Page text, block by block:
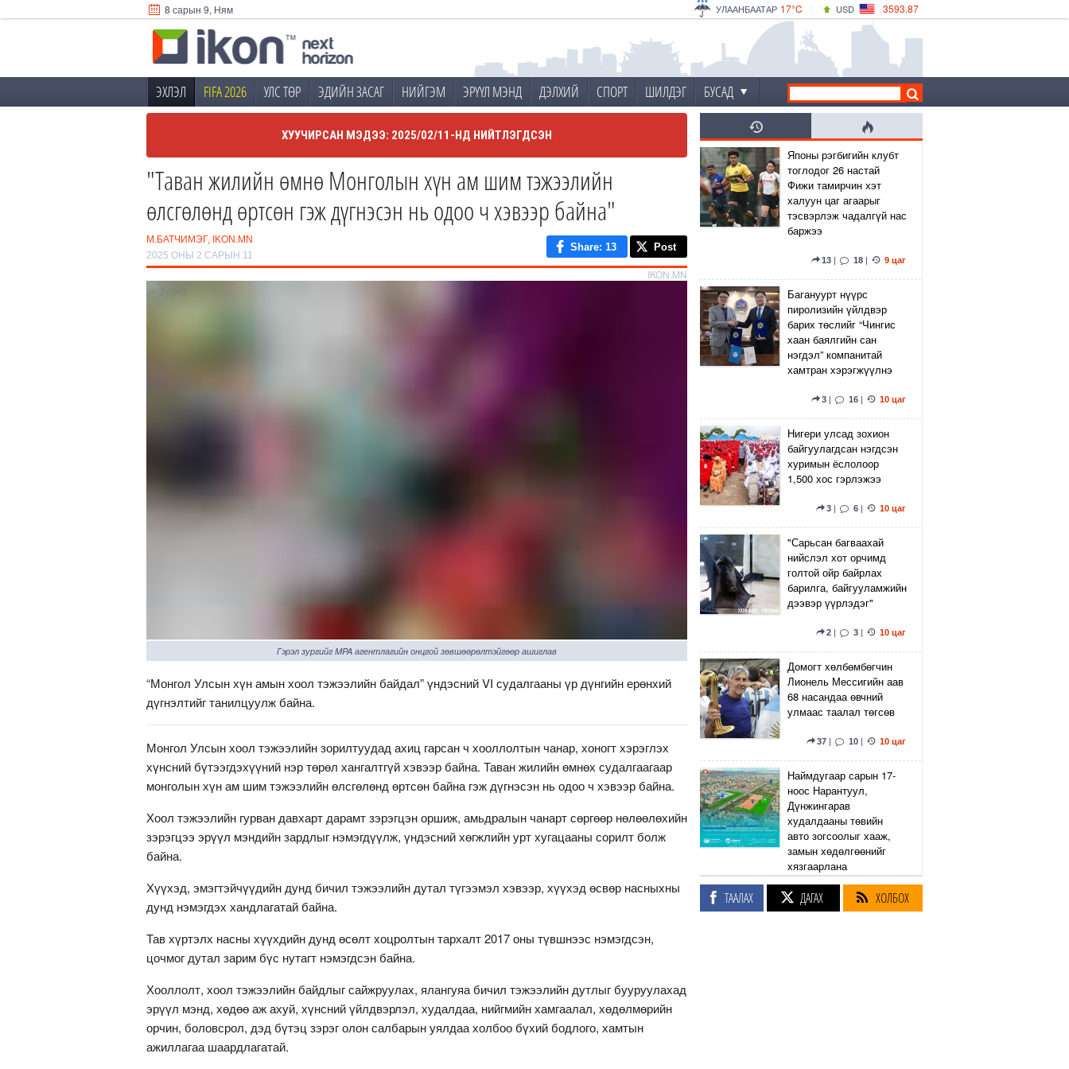
8 сарын 9, Ням 17°C
УЛААНБААТАР
17°C
ДАРХАН
15°C
ЭРДЭНЭТ
USD 3593.87
4141.04
ЭХЛЭЛ FIFA 2026 УЛС ТӨР ЭДИЙН ЗАСАГ НИЙГЭМ ЭРҮҮЛ МЭНД ДЭЛХИЙ СПОРТ ШИЛДЭГ БУСАД
ХУУЧИРСАН МЭДЭЭ: 2025/02/11-НД НИЙТЛЭГДСЭН
"Таван жилийн өмнө Монголын хүн ам шим тэжээлийн
өлсгөлөнд өртсөн гэж дүгнэсэн нь одоо ч хэвээр байна"
М.БАТЧИМЭГ, IKON.MN
2025 ОНЫ 2 САРЫН 11
Share: 13 Post
IKON.MN
Гэрэл зургийг MPA агентлагийн онцгой зөвшөөрөлтэйгөөр ашиглав
“Монгол Улсын хүн амын хоол тэжээлийн байдал” үндэсний VI судалгааны үр дүнгийн ерөнхий
дүгнэлтийг танилцуулж байна.
Монгол Улсын хоол тэжээлийн зорилтуудад ахиц гарсан ч хооллолтын чанар, хоногт хэрэглэх
хүнсний бүтээгдэхүүний нэр төрөл хангалтгүй хэвээр байна. Таван жилийн өмнөх судалгаагаар
монголын хүн ам шим тэжээлийн өлсгөлөнд өртсөн байна гэж дүгнэсэн нь одоо ч хэвээр байна.
Хоол тэжээлийн гурван давхарт дарамт зэрэгцэн оршиж, амьдралын чанарт сөргөөр нөлөөлөхийн
зэрэгцээ эрүүл мэндийн зардлыг нэмэгдүүлж, үндэсний хөгжлийн урт хугацааны сорилт болж
байна.
Хүүхэд, эмэгтэйчүүдийн дунд бичил тэжээлийн дутал түгээмэл хэвээр, хүүхэд өсвөр насныхны
дунд нэмэгдэх хандлагатай байна.
Тав хүртэлх насны хүүхдийн дунд өсөлт хоцролтын тархалт 2017 оны түвшнээс нэмэгдсэн,
цочмог дутал зарим бүс нутагт нэмэгдсэн байна.
Хооллолт, хоол тэжээлийн байдлыг сайжруулах, ялангуяа бичил тэжээлийн дутлыг бууруулахад
эрүүл мэнд, хөдөө аж ахуй, хүнсний үйлдвэрлэл, худалдаа, нийгмийн хамгаалал, хөдөлмөрийн
орчин, боловсрол, дэд бүтэц зэрэг олон салбарын уялдаа холбоо бүхий бодлого, хамтын
ажиллагаа шаардлагатай.
Японы рэгбигийн клубт
тоглодог 26 настай
Фижи тамирчин хэт
халуун цаг агаарыг
тэсвэрлэж чадалгүй нас
баржээ
13 | 18 | 9 цаг
Багануурт нүүрс
пиролизийн үйлдвэр
барих төслийг “Чингис
хаан баялгийн сан
нэгдэл” компанитай
хамтран хэрэгжүүлнэ
3 | 16 | 10 цаг
Нигери улсад зохион
байгуулагдсан нэгдсэн
хуримын ёслолоор
1,500 хос гэрлэжээ
3 | 6 | 10 цаг
"Сарьсан багваахай
нийслэл хот орчимд
голтой ойр байрлах
барилга, байгууламжийн
дээвэр үүрлэдэг"
2 | 3 | 10 цаг
Домогт хөлбөмбөгчин
Лионель Мессигийн аав
68 насандаа өвчний
улмаас таалал төгсөв
37 | 10 | 10 цаг
Наймдугаар сарын 17-
ноос Нарантуул,
Дүнжингарав
худалдааны төвийн
авто зогсоолыг хааж,
замын хөдөлгөөнийг
хязгаарлана
2| 11 цаг
ТААЛАХ ДАГАХ ХОЛБОХ